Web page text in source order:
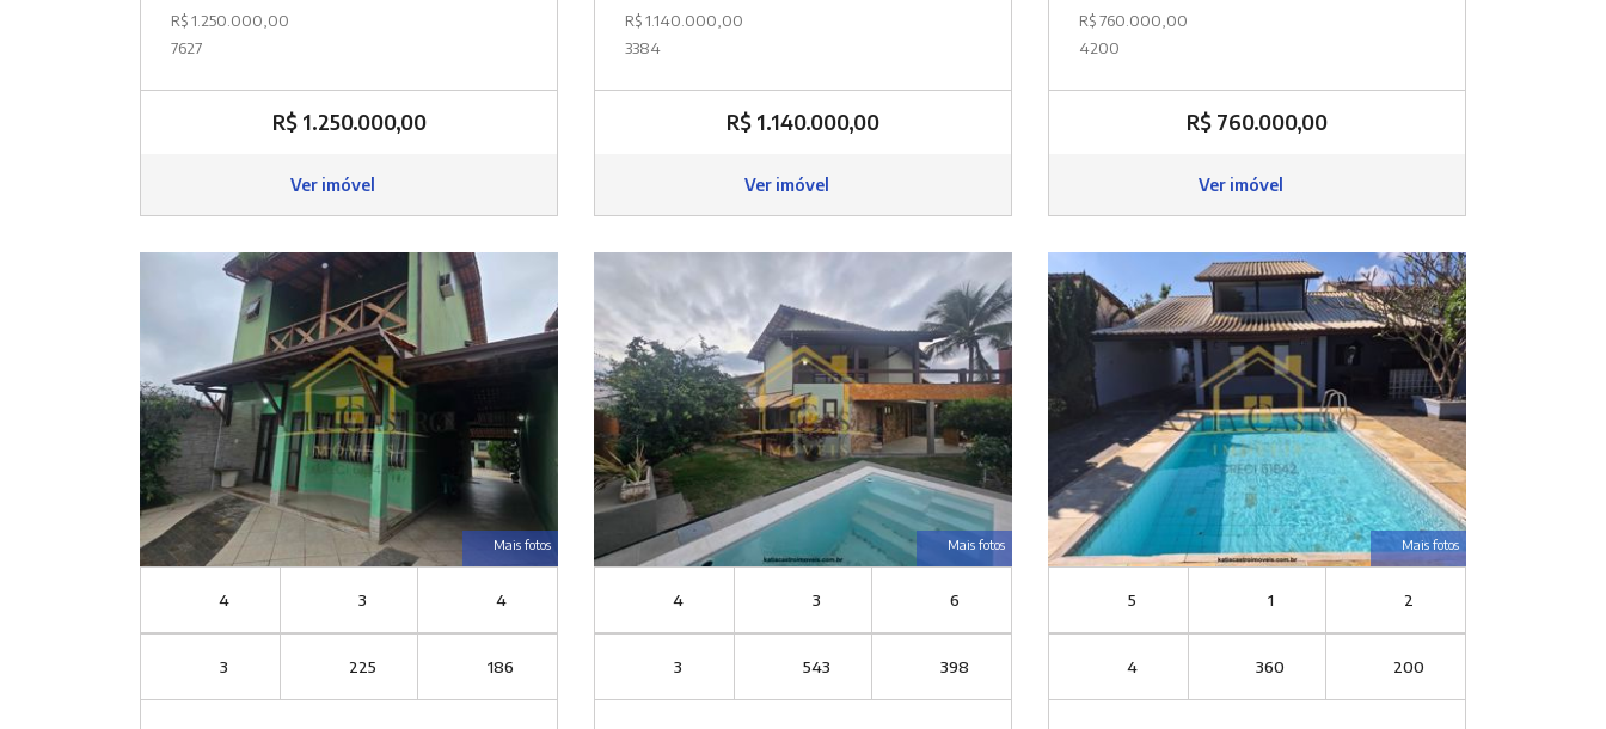
R$ 1.250.000,00
7627
R$ 1.250.000,00
Ver imóvel
R$ 1.140.000,00
3384
R$ 1.140.000,00
Ver imóvel
R$ 760.000,00
4200
R$ 760.000,00
Ver imóvel
Mais fotos
4 3 4
3 225 186
Mais fotos
4 3 6
3 543 398
Mais fotos
5 1 2
4 360 200